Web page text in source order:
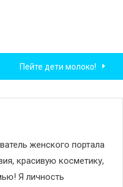
Пейте дети молоко!
женского портала
красивую косметику,
Я личность